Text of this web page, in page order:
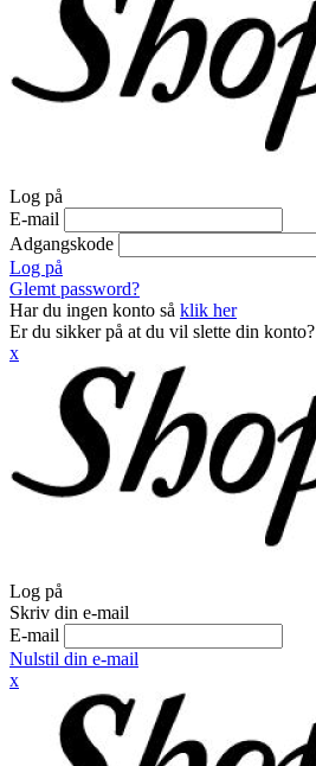
Log på
E-mail
Adgangskode
Log på
Glemt password?
Har du ingen konto så klik her
Er du sikker på at du vil slette din konto?
x
Log på
Skriv din e-mail
E-mail
Nulstil din e-mail
x